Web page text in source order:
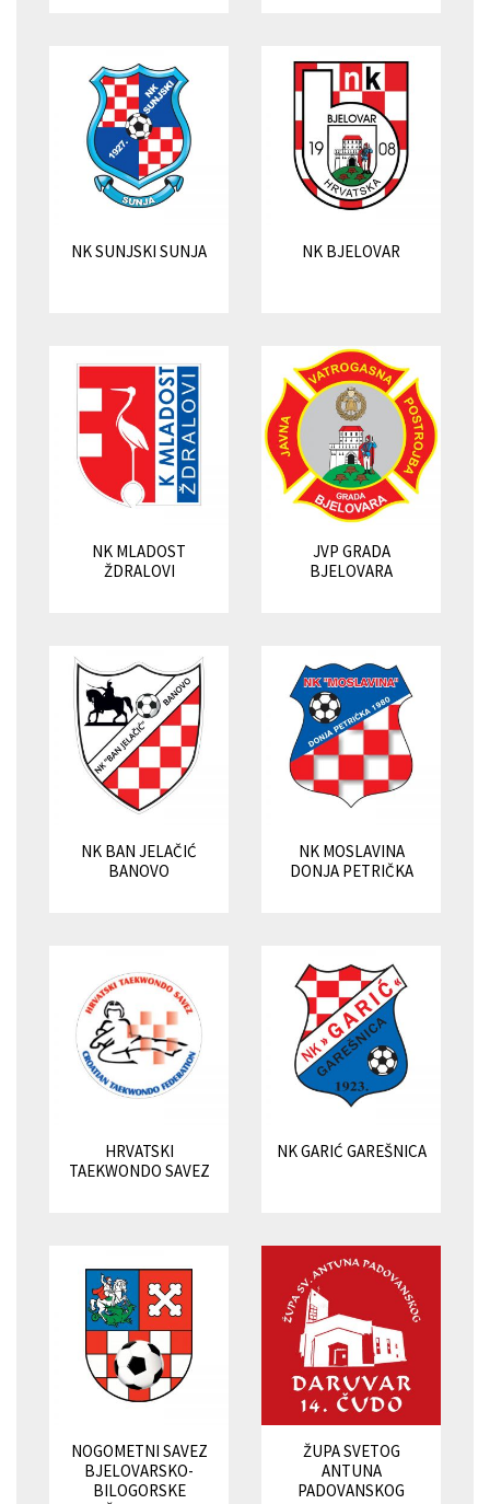
NK SUNJSKI SUNJA NK BJELOVAR
NK MLADOST
ŽDRALOVI
JVP GRADA
BJELOVARA
NK BAN JELAČIĆ
BANOVO
NK MOSLAVINA
DONJA PETRIČKA
HRVATSKI
TAEKWONDO SAVEZ
NK GARIĆ GAREŠNICA
NOGOMETNI SAVEZ
BJELOVARSKO-
BILOGORSKE
ŽUPA SVETOG
ANTUNA
PADOVANSKOG